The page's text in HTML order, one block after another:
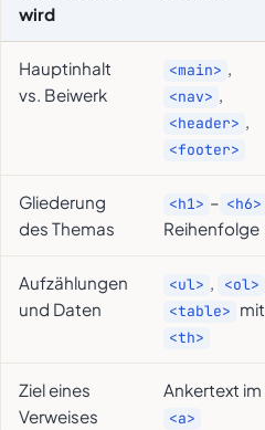
wird
Hauptinhalt
vs. Beiwerk
<main> ,
<nav> ,
<header> ,
<footer>
Gliederung
des Themas
<h1> – <h6>
Reihenfolge
Aufzählungen
und Daten
<ul> , <ol>
<table> mit
<th>
Ziel eines
Verweises
Ankertext im
<a>